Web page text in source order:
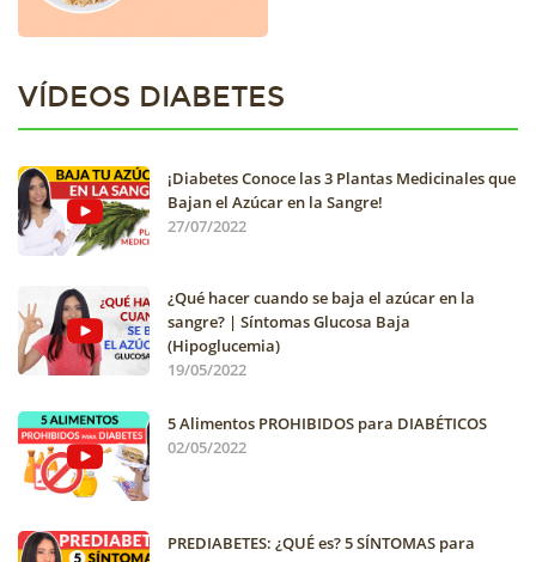
VÍDEOS DIABETES
¡Diabetes Conoce las 3 Plantas Medicinales que
Bajan el Azúcar en la Sangre!
27/07/2022
¿Qué hacer cuando se baja el azúcar en la
sangre? | Síntomas Glucosa Baja
(Hipoglucemia)
19/05/2022
5 Alimentos PROHIBIDOS para DIABÉTICOS
02/05/2022
PREDIABETES: ¿QUÉ es? 5 SÍNTOMAS para